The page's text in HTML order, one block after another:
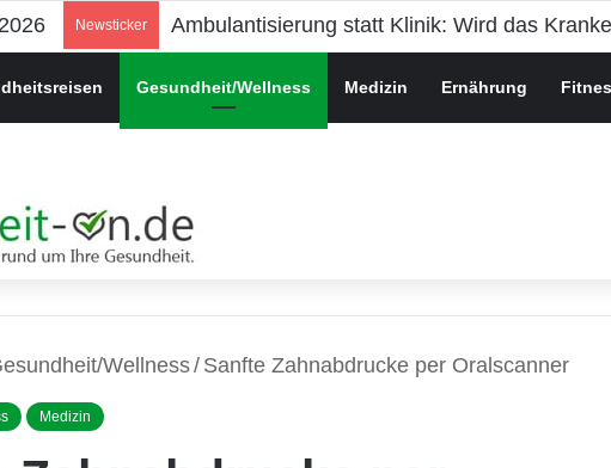
Newsticker Psychische Gesundheit bei Jugendlichen
Gesundheit/Wellness Medizin Ernährung
Wellness/ Sanfte Zahnabdrucke per Oralscanner
Medizin